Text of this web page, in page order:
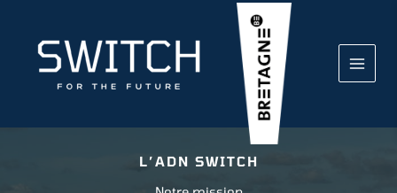
contenu
L’ADN SWITCH